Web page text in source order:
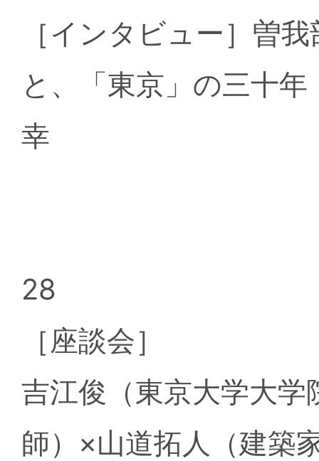
［インタビュー］曽
と、「東京」の三十
幸
28
［座談会］
吉江俊（東京大学大
師）×山道拓人（建築